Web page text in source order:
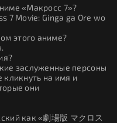
«Макросс 7»?
7 Movie: Ginga ga Ore wo
этого аниме?
.
заслуженные персоны
на имя и
они
как «劇場版 マクロス